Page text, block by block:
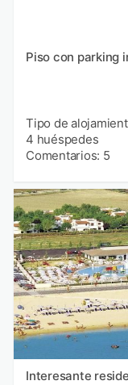
Piso con parking
Tipo de
4 huéspedes
Comentarios: 5
Interesante